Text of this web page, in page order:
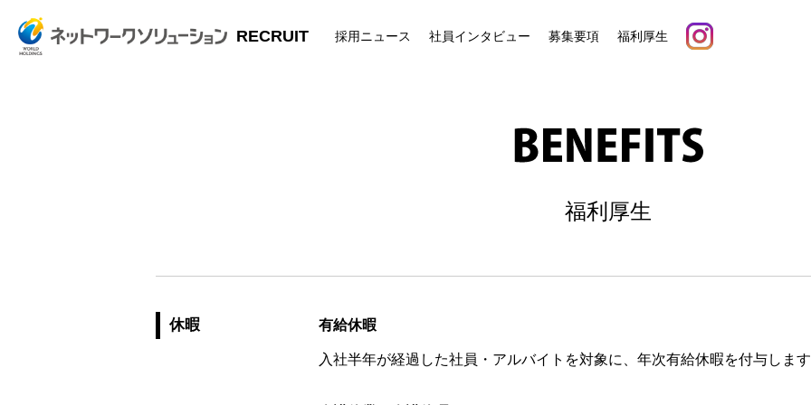
RECRUIT 採用ニュース 社員インタビュー 募集要項 福利厚生
福利厚生
休暇 有給休暇
入社半年が経過した社員・アルバイトを対象に、年次有給休暇を付与しま